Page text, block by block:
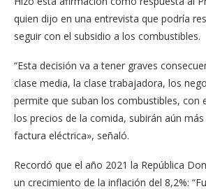
quien dijo en una entrevista que podría
seguir con el subsidio a los combustibles.
“Esta decisión va a tener graves
clase media, la clase trabajadora, los
permite que suban los combustibles, con
los precios de la comida, subirán aún
factura eléctrica», señaló.
Recordó que el año 2021 la República
un crecimiento de la inflación del 8,2%: